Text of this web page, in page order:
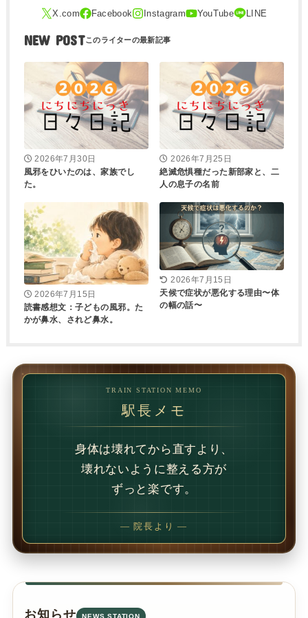
NEW POST
2026年7月30日
風邪をひいたのは、家族でし
た。
2026年7月25日
絶滅危惧種だった新部家と、二
人の息子の名前
2026年7月15日
読書感想文：子どもの風邪。た
かが鼻水、されど鼻水。
2026年7月15日
天候で症状が悪化する理由〜体
の幅の話〜
TRAIN STATION MEMO
駅長メモ
1回で変わることもあります。
でも、続けることで
変わることの方が多いです。
— 院長より —
お知らせ NEWS STATION